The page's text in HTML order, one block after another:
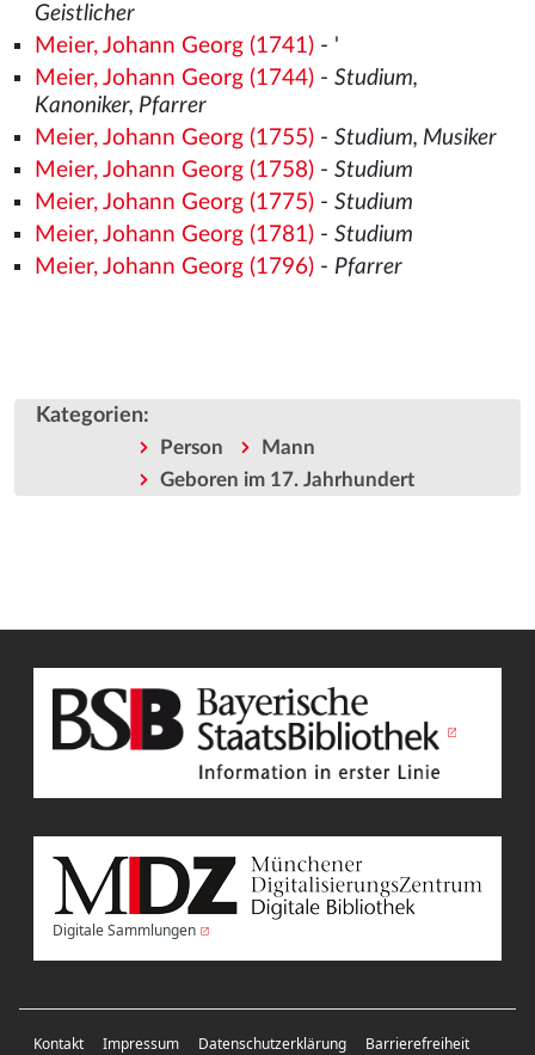
Geistlicher
Meier, Johann Georg (1741)- '
Meier, Johann Georg (1744)- Studium,
Kanoniker, Pfarrer
Meier, Johann Georg (1755)- Studium, Musiker
Meier, Johann Georg (1758)- Studium
Meier, Johann Georg (1775)- Studium
Meier, Johann Georg (1781)- Studium
Meier, Johann Georg (1796)- Pfarrer
Kategorien:
Person
Mann
Geboren im 17. Jahrhundert
Digitale Sammlungen
Kontakt Impressum Datenschutzerklärung Barrierefreiheit